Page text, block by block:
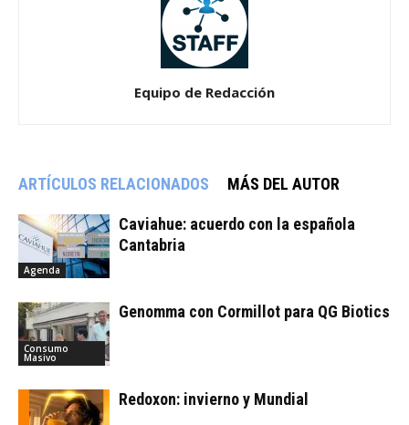
Equipo de Redacción
ARTÍCULOS RELACIONADOS MÁS DEL AUTOR
Agenda
Caviahue: acuerdo con la española
Cantabria
Consumo
Masivo
Genomma con Cormillot para QG Biotics
Redoxon: invierno y Mundial